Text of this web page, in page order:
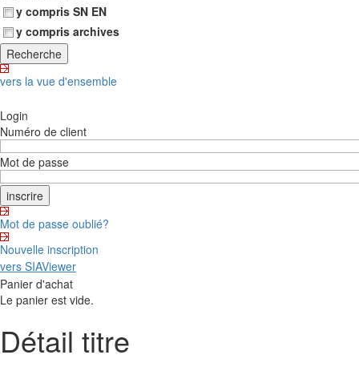
y compris SN EN
y compris archives
vers la vue d'ensemble
Login
Numéro de client
Mot de passe
Mot de passe oublié?
Nouvelle inscription
vers SIAViewer
Panier d'achat
Le panier est vide.
Détail titre